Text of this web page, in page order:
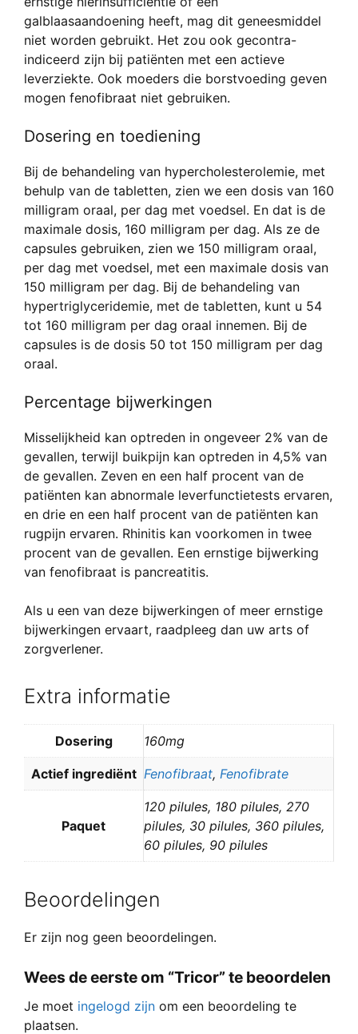
galblaasaandoening heeft, mag dit geneesmiddel
niet worden gebruikt. Het zou ook gecontra-
indiceerd zijn bij patiënten met een actieve
leverziekte. Ook moeders die borstvoeding geven
mogen fenofibraat niet gebruiken.
Dosering en toediening
Bij de behandeling van hypercholesterolemie, met
behulp van de tabletten, zien we een dosis van 160
milligram oraal, per dag met voedsel. En dat is de
maximale dosis, 160 milligram per dag. Als ze de
capsules gebruiken, zien we 150 milligram oraal,
per dag met voedsel, met een maximale dosis van
150 milligram per dag. Bij de behandeling van
hypertriglyceridemie, met de tabletten, kunt u 54
tot 160 milligram per dag oraal innemen. Bij de
capsules is de dosis 50 tot 150 milligram per dag
oraal.
Percentage bijwerkingen
Misselijkheid kan optreden in ongeveer 2% van de
gevallen, terwijl buikpijn kan optreden in 4,5% van
de gevallen. Zeven en een half procent van de
patiënten kan abnormale leverfunctietests ervaren,
en drie en een half procent van de patiënten kan
rugpijn ervaren. Rhinitis kan voorkomen in twee
procent van de gevallen. Een ernstige bijwerking
van fenofibraat is pancreatitis.
Als u een van deze bijwerkingen of meer ernstige
bijwerkingen ervaart, raadpleeg dan uw arts of
zorgverlener.
Extra informatie
Dosering 160mg
Actief ingrediënt Fenofibraat, Fenofibrate
Paquet
120 pilules, 180 pilules, 270
pilules, 30 pilules, 360 pilules,
60 pilules, 90 pilules
Beoordelingen
Er zijn nog geen beoordelingen.
Wees de eerste om “Tricor” te beoordelen
Je moet ingelogd zijn om een beoordeling te
plaatsen.